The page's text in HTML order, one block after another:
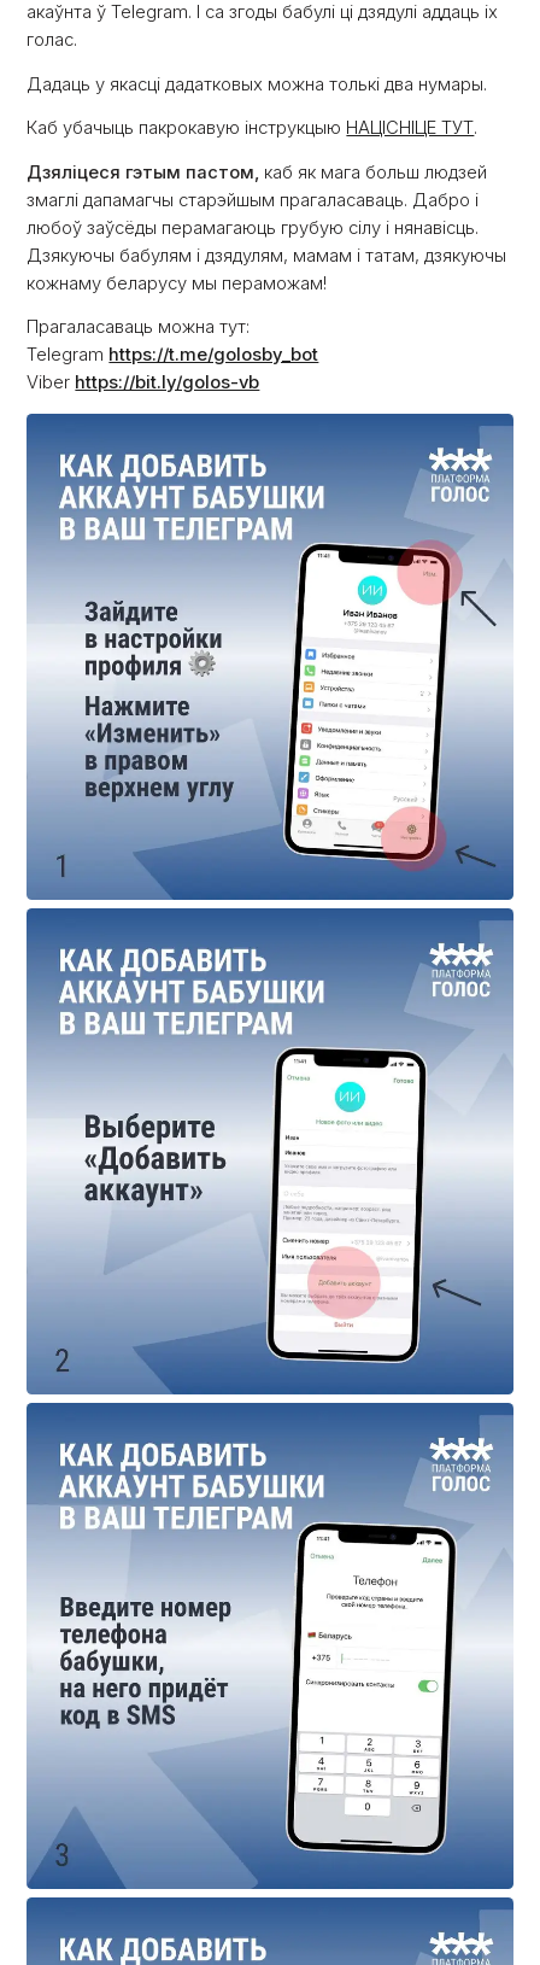
акаўнта ў Telegram. І са згоды бабулі ці дзядулі аддаць іх
голас.
Дадаць у якасці дадатковых можна толькі два нумары.
Каб убачыць пакрокавую інструкцыю НАЦІСНІЦЕ ТУТ.
Дзяліцеся гэтым пастом, каб як мага больш людзей
змаглі дапамагчы старэйшым прагаласаваць. Дабро і
любоў заўсёды перамагаюць грубую сілу і нянавісць.
Дзякуючы бабулям і дзядулям, мамам і татам, дзякуючы
кожнаму беларусу мы пераможам!
Прагаласаваць можна тут:
Telegram https://t.me/golosby_bot
Viber https://bit.ly/golos-vb